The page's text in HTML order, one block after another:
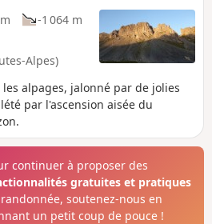
-1 064 m
Alpes)
alpages, jalonné par de jolies
par l'ascension aisée du
continuer à proposer des
gratuites et pratiques
soutenez-nous en
un petit coup de pouce !